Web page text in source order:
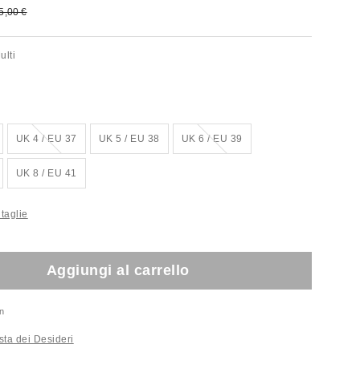
originale:
€
UK 4 / EU 37
Esaurito! UK 5 / EU 38 UK 6 / EU 39
Esaurito!
UK 8 / EU 41
Aggiungi al carrello
dei Desideri